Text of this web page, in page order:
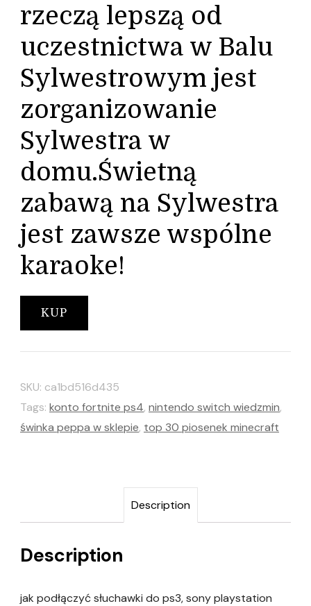
rzeczą lepszą od
uczestnictwa w Balu
Sylwestrowym jest
zorganizowanie
Sylwestra w
domu.Świetną
zabawą na Sylwestra
jest zawsze wspólne
karaoke!
KUP
SKU: ca1bd516d435
Tags: konto fortnite ps4, nintendo switch wiedzmin,
świnka peppa w sklepie, top 30 piosenek minecraft
Description
Description
jak podłączyć słuchawki do ps3, sony playstation